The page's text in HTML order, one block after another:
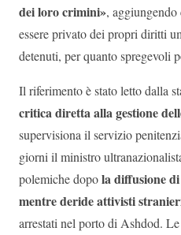
dei loro crimini», aggiungendo
essere privato dei propri diritti
detenuti, per quanto spregevoli
Il riferimento è stato letto dalla
critica diretta alla gestione
supervisiona il servizio
giorni il ministro
polemiche dopola diffusione
mentre deride attivisti
arrestati nel porto di Ashdod.